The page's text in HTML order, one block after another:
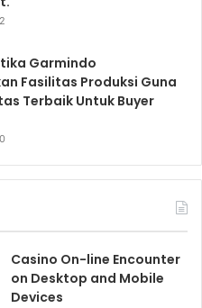
Garmindo
Fasilitas Produksi Guna
Terbaik Untuk Buyer
Casino On-line Encounter
on Desktop and Mobile
Devices